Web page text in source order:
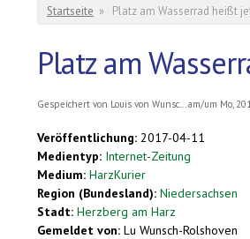
Sie sind hier
Startseite » Platz am Wasserrad heißt
Platz am
Gespeichert von Louis von Wunsc...am/um Mo,
Veröffentlichung: 2017-04-11
Medientyp: Internet-Zeitung
Medium: HarzKurier
Region (Bundesland): Niedersachsen
Stadt: Herzberg am Harz
Gemeldet von: Lu Wunsch-Rolshoven